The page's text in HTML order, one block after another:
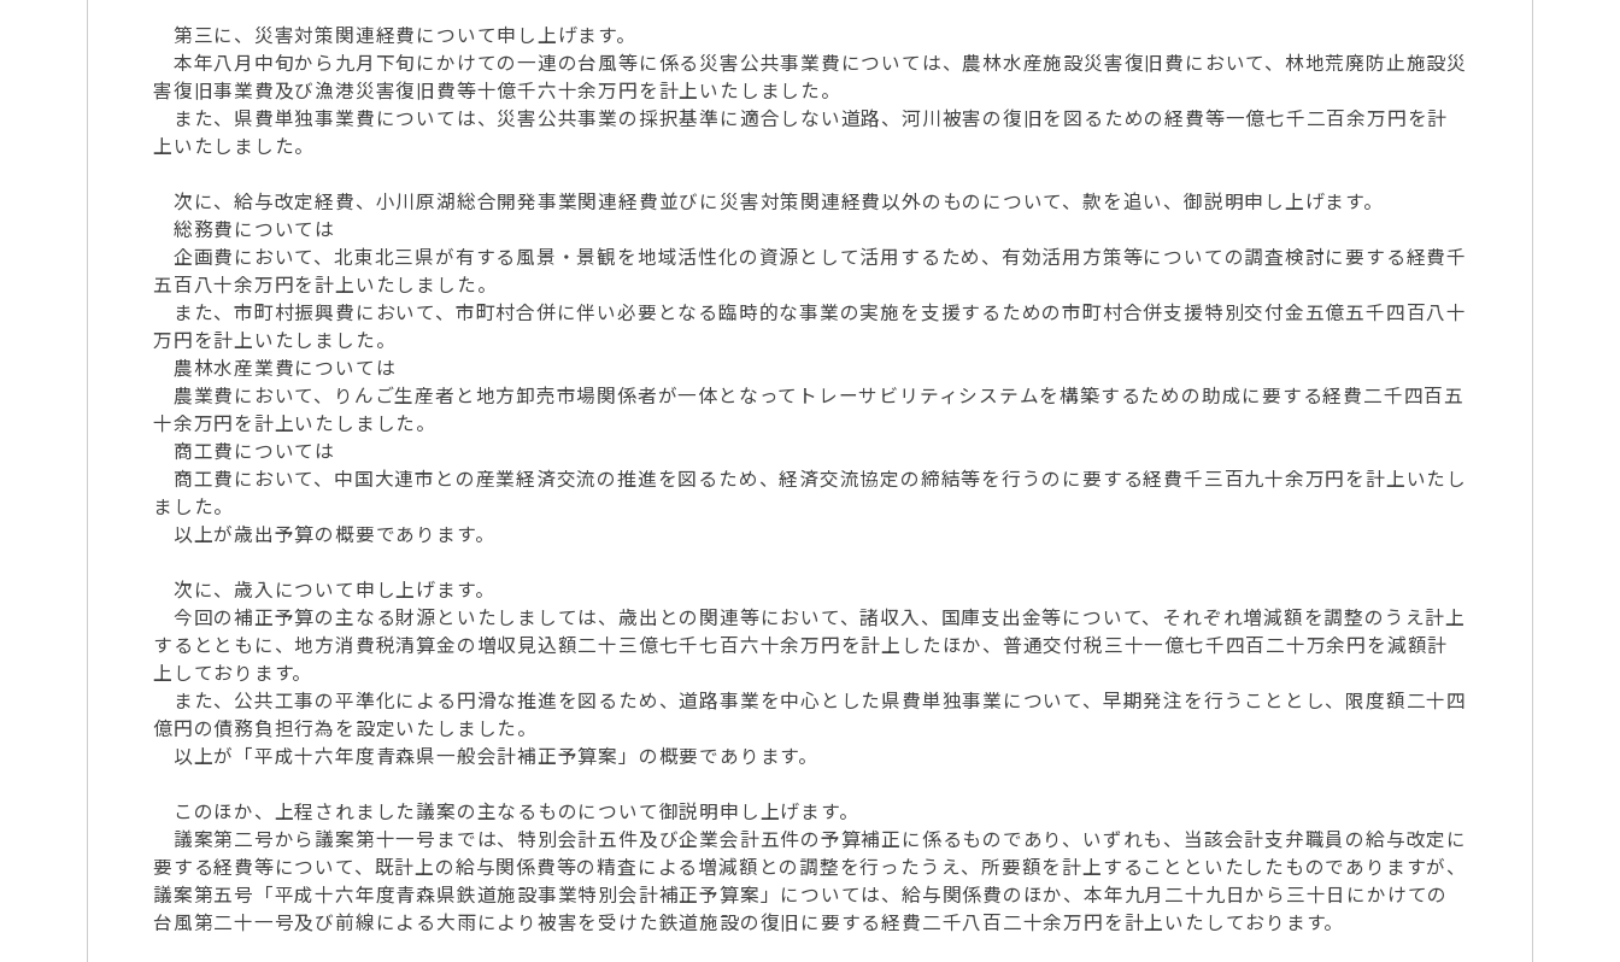
第三に、災害対策関連経費について申し上げます。
本年八月中旬から九月下旬にかけての一連の台風等に係る災害公共事業費については、農林水産施設災害復旧費において、林地荒廃防止施設災
害復旧事業費及び漁港災害復旧費等十億千六十余万円を計上いたしました。
また、県費単独事業費については、災害公共事業の採択基準に適合しない道路、河川被害の復旧を図るための経費等一億七千二百余万円を計
上いたしました。
次に、給与改定経費、小川原湖総合開発事業関連経費並びに災害対策関連経費以外のものについて、款を追い、御説明申し上げます。
総務費については
企画費において、北東北三県が有する風景・景観を地域活性化の資源として活用するため、有効活用方策等についての調査検討に要する経費千
五百八十余万円を計上いたしました。
また、市町村振興費において、市町村合併に伴い必要となる臨時的な事業の実施を支援するための市町村合併支援特別交付金五億五千四百八十
万円を計上いたしました。
農林水産業費については
農業費において、りんご生産者と地方卸売市場関係者が一体となってトレーサビリティシステムを構築するための助成に要する経費二千四百五
十余万円を計上いたしました。
商工費については
商工費において、中国大連市との産業経済交流の推進を図るため、経済交流協定の締結等を行うのに要する経費千三百九十余万円を計上いたし
ました。
以上が歳出予算の概要であります。
次に、歳入について申し上げます。
今回の補正予算の主なる財源といたしましては、歳出との関連等において、諸収入、国庫支出金等について、それぞれ増減額を調整のうえ計上
するとともに、地方消費税清算金の増収見込額二十三億七千七百六十余万円を計上したほか、普通交付税三十一億七千四百二十万余円を減額計
上しております。
また、公共工事の平準化による円滑な推進を図るため、道路事業を中心とした県費単独事業について、早期発注を行うこととし、限度額二十四
億円の債務負担行為を設定いたしました。
以上が「平成十六年度青森県一般会計補正予算案」の概要であります。
このほか、上程されました議案の主なるものについて御説明申し上げます。
議案第二号から議案第十一号までは、特別会計五件及び企業会計五件の予算補正に係るものであり、いずれも、当該会計支弁職員の給与改定に
要する経費等について、既計上の給与関係費等の精査による増減額との調整を行ったうえ、所要額を計上することといたしたものでありますが、
議案第五号「平成十六年度青森県鉄道施設事業特別会計補正予算案」については、給与関係費のほか、本年九月二十九日から三十日にかけての
台風第二十一号及び前線による大雨により被害を受けた鉄道施設の復旧に要する経費二千八百二十余万円を計上いたしております。